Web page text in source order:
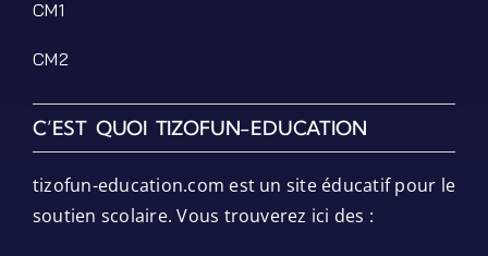
CM1
CM2
C’EST QUOI TIZOFUN-EDUCATION
tizofun-education.com est un site éducatif pour le
soutien scolaire. Vous trouverez ici des :